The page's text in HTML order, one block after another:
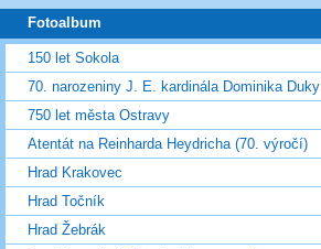
Fotoalbum
150 let Sokola
70. narozeniny J. E. kardinála Dominika Duky
750 let města Ostravy
Atentát na Reinharda Heydricha (70. výročí)
Hrad Krakovec
Hrad Točník
Hrad Žebrák